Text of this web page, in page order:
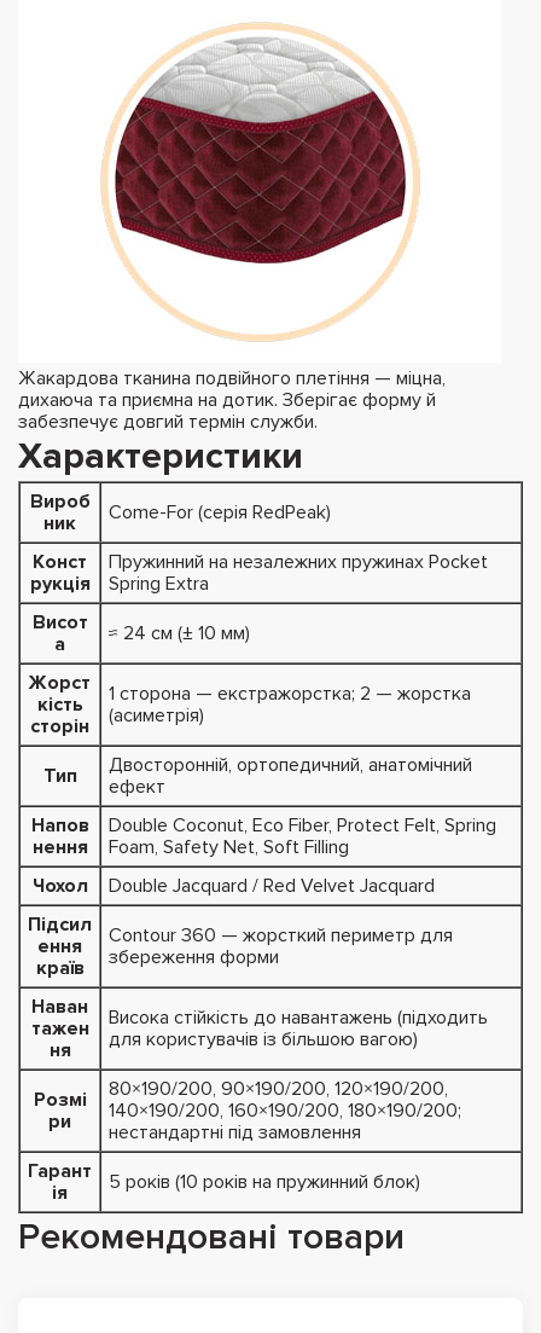
Жакардова тканина подвійного плетіння — міцна,
дихаюча та приємна на дотик. Зберігає форму й
забезпечує довгий термін служби.
Характеристики
Вироб
ник
Come-For (серія RedPeak)
Конст
рукція
Пружинний на незалежних пружинах Pocket
Spring Extra
Висот
а
≈ 24 см (± 10 мм)
Жорст
кість
сторін
1 сторона — екстражорстка; 2 — жорстка
(асиметрія)
Тип
Двосторонній, ортопедичний, анатомічний
ефект
Напов
нення
Double Coconut, Eco Fiber, Protect Felt, Spring
Foam, Safety Net, Soft Filling
Чохол
Double Jacquard / Red Velvet Jacquard
Підсил
ення
країв
Contour 360 — жорсткий периметр для
збереження форми
Наван
тажен
ня
Висока стійкість до навантажень (підходить
для користувачів із більшою вагою)
Розмі
ри
80×190/200, 90×190/200, 120×190/200,
140×190/200, 160×190/200, 180×190/200;
нестандартні під замовлення
Гарант
ія
5 років (10 років на пружинний блок)
Рекомендовані товари